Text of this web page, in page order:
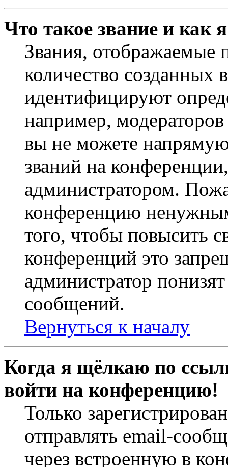
Что такое звание и как
Звания,
количество
идентифицируют
например,
вы не можете
званий на
администратором.
конференцию
того, чтобы повысить
конференций это
администратор
сообщений.
Вернуться к началу
Когда я щёлкаю по
войти на конференцию!
Только
отправлять email-
через встроенную в